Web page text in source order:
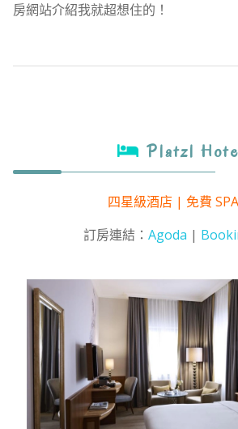
房網站介紹我就超想住的！
Platzl
四星級酒店 | 免費
訂房連結： Agoda |